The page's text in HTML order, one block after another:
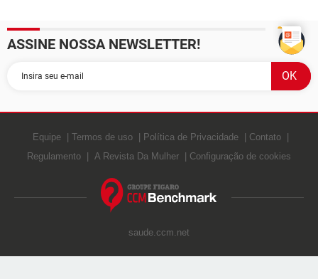
ASSINE NOSSA NEWSLETTER!
Equipe Termos de uso Política de Privacidade
Contato
Regulamento
A Revista Da Mulher Configuração de cookies
saude.ccm.net